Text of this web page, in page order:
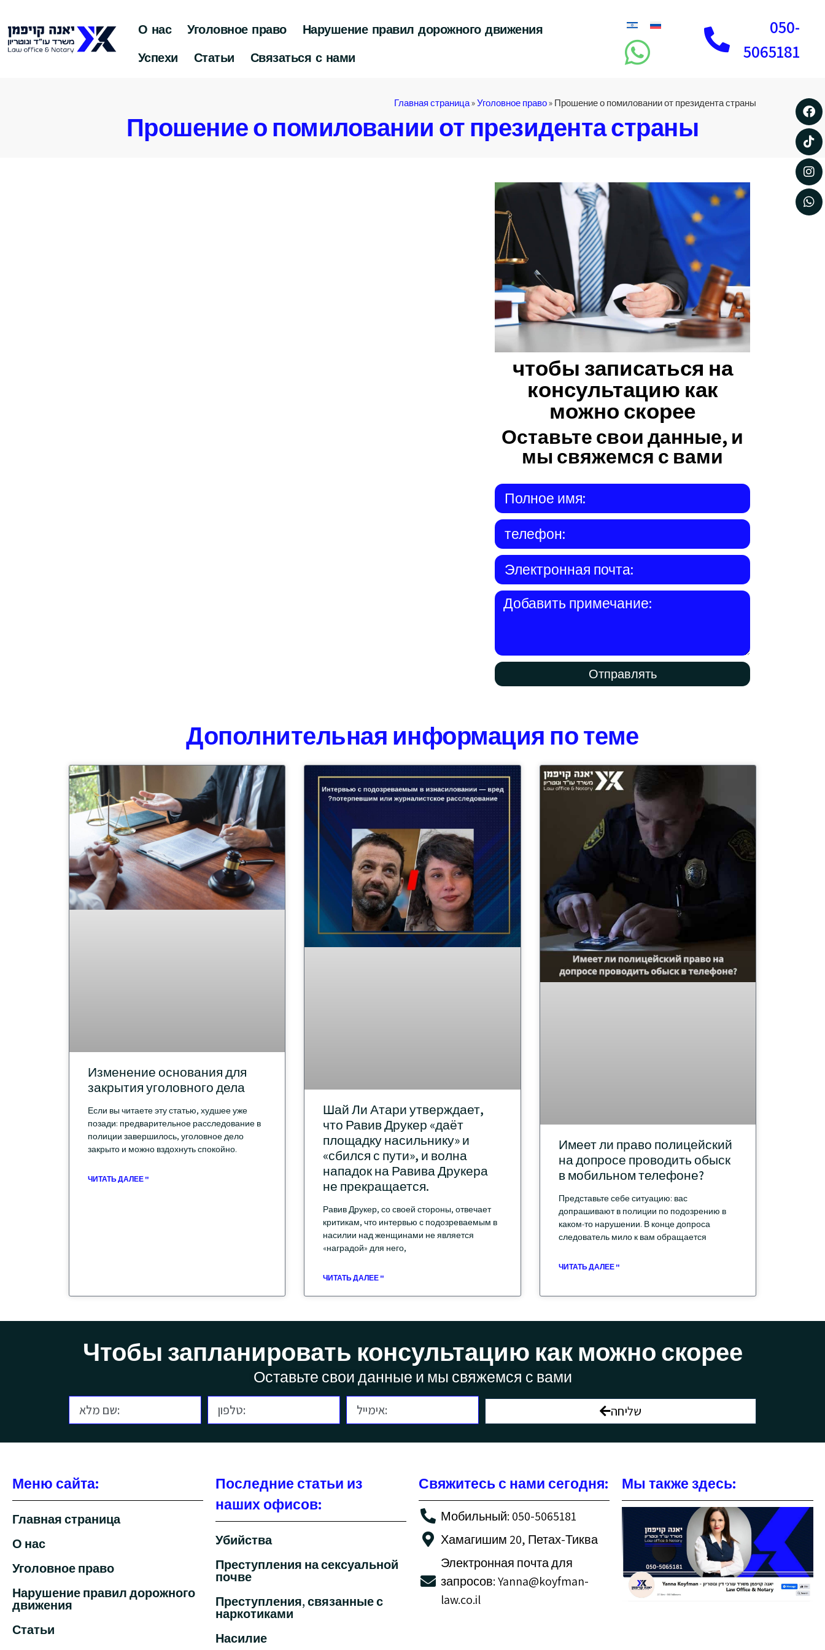
О нас Уголовное право
Нарушение правил дорожного движения
Успехи
Статьи Связаться с нами
050-
5065181
Главная страница»Уголовное право» Прошение о помиловании от президента страны
Прошение о помиловании от президента страны
чтобы записаться на
консультацию как
можно скорее
Оставьте свои данные, и
мы свяжемся с вами
Отправлять
Дополнительная информация по теме
Изменение основания для
закрытия уголовного дела
Если вы читаете эту статью, худшее уже
позади: предварительное расследование в
полиции завершилось, уголовное дело
закрыто и можно вздохнуть спокойно.
ЧИТАТЬ ДАЛЕЕ "
Шай Ли Атари утверждает,
что Равив Друкер «даёт
площадку насильнику» и
«сбился с пути», и волна
нападок на Равива Друкера
не прекращается.
Равив Друкер, со своей стороны, отвечает
критикам, что интервью с подозреваемым в
насилии над женщинами не является
«наградой» для него,
ЧИТАТЬ ДАЛЕЕ "
Имеет ли право полицейский
на допросе проводить обыск
в мобильном телефоне?
Представьте себе ситуацию: вас
допрашивают в полиции по подозрению в
каком-то нарушении. В конце допроса
следователь мило к вам обращается
ЧИТАТЬ ДАЛЕЕ "
Чтобы запланировать консультацию как можно скорее
Оставьте свои данные и мы свяжемся с вами
שליחה
Меню сайта:
Главная страница
О нас
Уголовное право
Нарушение правил дорожного
движения
Статьи
Последние статьи из
наших офисов:
Убийства
Преступления на сексуальной
почве
Преступления, связанные с
наркотиками
Насилие
Свяжитесь с нами сегодня:
Мобильный: 050-5065181
Хамагишим 20, Петах-Тиква
Электронная почта для
запросов: Yanna@koyfman-
law.co.il
Мы также здесь: